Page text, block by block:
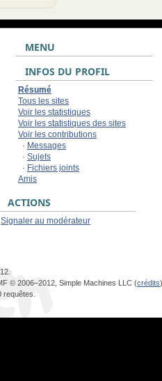
MENU
INFOS DU PROFIL
Résumé
Tous les sites
Voir les statistiques
Voir les statistiques des sites
Voir les contributions
· Messages
· Sujets
· Fichiers joints
Amis
ACTIONS
Signaler au modérateur
© 2006–2012, Simple Machines LLC (crédits)